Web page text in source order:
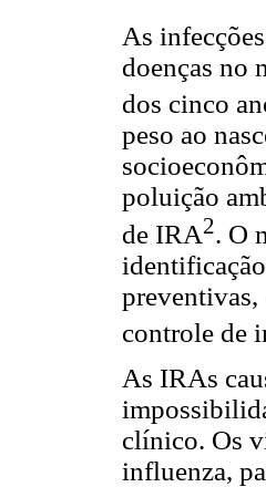
As
doenças no
dos cinco
peso ao
poluição
de IRA2. O
controle de
As IRAs
clínico. Os
influenza,